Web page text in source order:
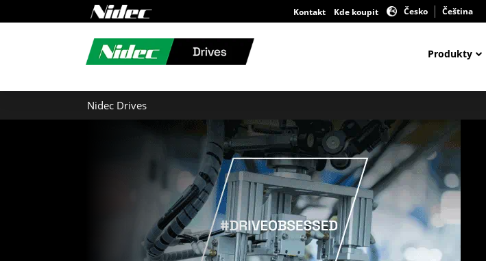
Kontakt Kde koupit Česko Čeština
Produkty
Nidec Drives